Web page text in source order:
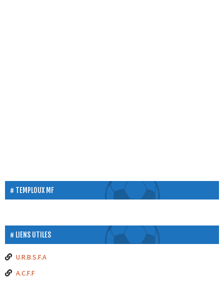
TEMPLOUX MF
LIENS UTILES
U.R.B.S.F.A
A.C.F.F